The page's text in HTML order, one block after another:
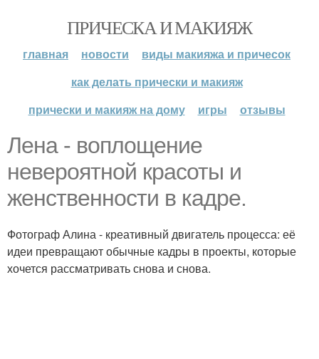
ПРИЧЕСКА И МАКИЯЖ
главная новости
виды макияжа и причесок
как делать прически и макияж
прически и макияж на дому
игры отзывы
Лена - воплощение
невероятной красоты и
женственности в кадре.
Фотограф Алина - креативный двигатель процесса: её
идеи превращают обычные кадры в проекты, которые
хочется рассматривать снова и снова.